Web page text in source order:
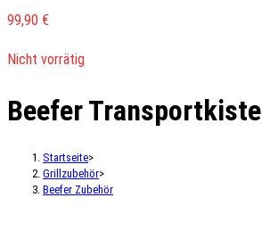
99,90 €
Nicht vorrätig
Beefer Transportkiste
Startseite>
Grillzubehör>
Beefer Zubehör